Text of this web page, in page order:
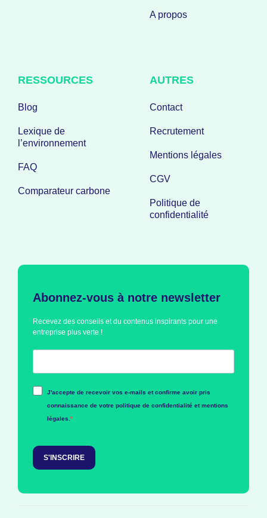
A propos
RESSOURCES
Blog
Lexique de
l’environnement
FAQ
Comparateur carbone
AUTRES
Contact
Recrutement
Mentions légales
CGV
Politique de
confidentialité
Abonnez-vous à notre newsletter
Recevez des conseils et du contenus inspirants pour une
entreprise plus verte !
J'accepte de recevoir vos e-mails et confirme avoir pris
connaissance de votre politique de confidentialité et mentions
légales.
S'INSCRIRE